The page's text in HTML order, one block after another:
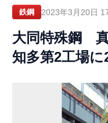
鉄鋼 2023年3月20日
大同特殊鋼
知多第2工場に